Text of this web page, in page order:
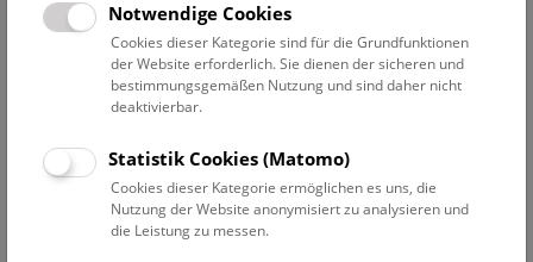
Datumsfilter
1.9.2022
Datum auswählen
Erweiterte Suche
Notwendige Cookies
Cookies dieser Kategorie sind für die Grundfunktionen
der Website erforderlich. Sie dienen der sicheren und
bestimmungsgemäßen Nutzung und sind daher nicht
deaktivierbar.
Statistik Cookies (Matomo)
Cookies dieser Kategorie ermöglichen es uns, die
Nutzung der Website anonymisiert zu analysieren und
die Leistung zu messen.